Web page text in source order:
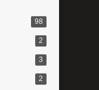
98
2
3
2